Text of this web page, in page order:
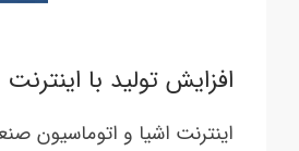
افزایش تولید با اینترنت
اینترنت اشیا و اتوماسیون